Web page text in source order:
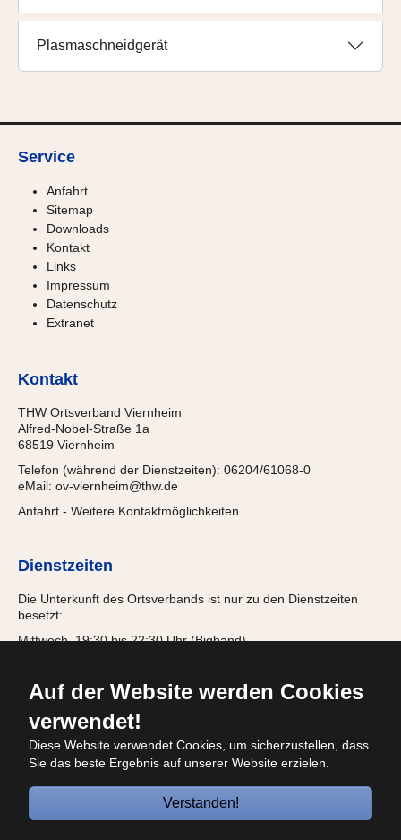
Auf der Website werden Cookies
verwendet!
Diese Website verwendet Cookies, um sicherzustellen, dass
Sie das beste Ergebnis auf unserer Website erzielen.
Verstanden!
Plasmaschneidgerät
Service
Anfahrt
Sitemap
Downloads
Kontakt
Links
Impressum
Datenschutz
Extranet
Kontakt
THW Ortsverband Viernheim
Alfred-Nobel-Straße 1a
68519 Viernheim
Telefon (während der Dienstzeiten): 06204/61068-0
eMail: ov-viernheim@thw.de
Anfahrt - Weitere Kontaktmöglichkeiten
Dienstzeiten
Die Unterkunft des Ortsverbands ist nur zu den Dienstzeiten
besetzt:
Mittwoch, 19:30 bis 22:30 Uhr (Bigband)
© 2026
Bundesanstalt Technisches Hilfswerk